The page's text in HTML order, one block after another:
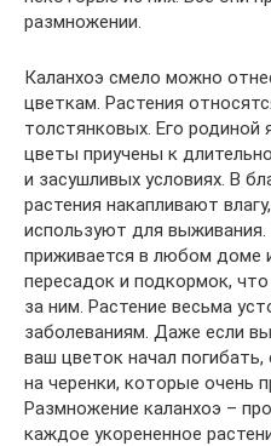
размножении.
Каланхоэ смело можно
цветкам. Растения
толстянковых. Его родиной
цветы приучены к
и засушливых условиях. В
растения накапливают
используют для
приживается в любом доме
пересадок и подкормок,
за ним. Растение весьма
заболеваниям. Даже если
ваш цветок начал
на черенки, которые очень
Размножение каланхоэ –
каждое укорененное